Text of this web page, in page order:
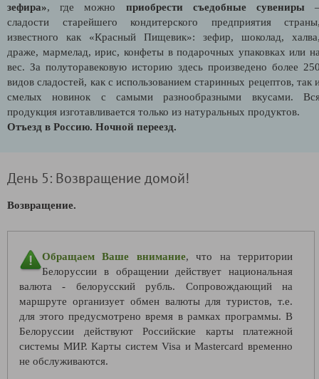
зефира», где можно приобрести съедобные сувениры
сладости старейшего кондитерского предприятия
известного как «Красный Пищевик»: зефир, шоколад,
драже, мармелад, ирис, конфеты в подарочных упаковках или
вес. За полуторавековую историю здесь произведено более
видов сладостей, как с использованием старинных рецептов, так
смелых новинок с самыми разнообразными вкусами.
продукция изготавливается только из натуральных продуктов.
Отъезд в Россию. Ночной переезд.
День 5: Возвращение домой!
Возвращение.
Обращаем Ваше внимание, что на территории
Белоруссии в обращении действует национальная
валюта - белорусский рубль. Сопровождающий на
маршруте организует обмен валюты для туристов, т.е.
для этого предусмотрено время в рамках программы. В
Белоруссии действуют Российские карты платежной
системы МИР. Карты систем Visa и Mastercard временно
не обслуживаются.